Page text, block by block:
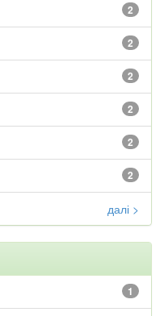
2
2
2
2
2
2
далі >
1